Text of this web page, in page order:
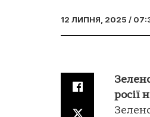
12 ЛИПНЯ, 2025 /
росії